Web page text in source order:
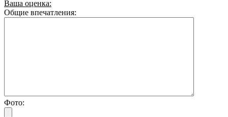
Ваша оценка:
Общие впечатления:
Фото: